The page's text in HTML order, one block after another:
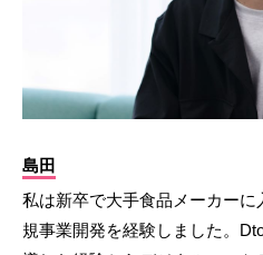
島田
私は新卒で大手食品メーカー
規事業開発を経験しました。